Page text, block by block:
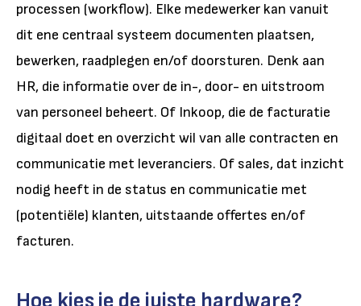
processen (workflow). Elke medewerker kan vanuit
dit ene centraal systeem documenten plaatsen,
bewerken, raadplegen en/of doorsturen. Denk aan
HR, die informatie over de in-, door- en uitstroom
van personeel beheert. Of Inkoop, die de facturatie
digitaal doet en overzicht wil van alle contracten en
communicatie met leveranciers. Of sales, dat inzicht
nodig heeft in de status en communicatie met
(potentiële) klanten, uitstaande offertes en/of
facturen.